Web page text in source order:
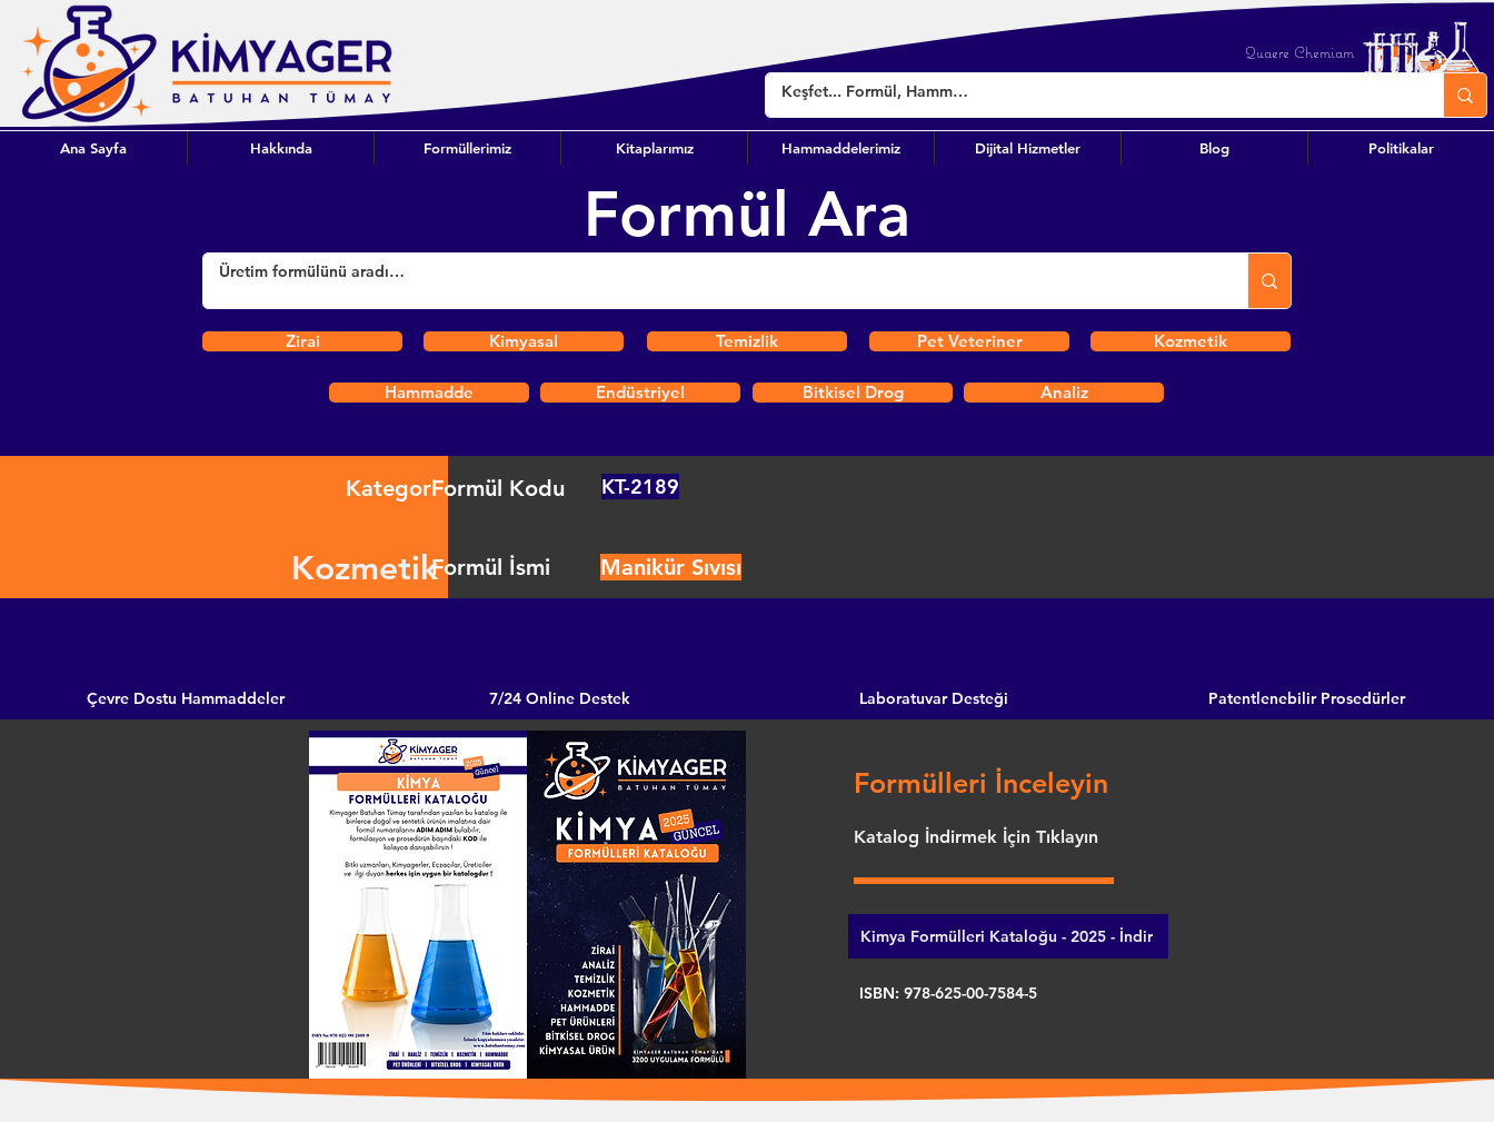
Quaere Chemiam
Ana Sayfa Hakkında Formüllerimiz Kitaplarımız Hammaddelerimiz Dijital Hizmetler Blog Politikalar
Formül Ara
Zirai Kimyasal Temizlik Pet Veteriner Kozmetik
Hammadde Endüstriyel Bitkisel Drog Analiz
Kategori
Kozmetik
Formül Kodu KT-2189
Formül İsmi Manikür Sıvısı
Çevre Dostu Hammaddeler 7/24 Online Destek Laboratuvar Desteği Patentlenebilir Prosedürler
Formülleri İnceleyin
Katalog İndirmek İçin Tıklayın
Kimya Formülleri Kataloğu - 2025 - İndir
ISBN: 978-625-00-7584-5